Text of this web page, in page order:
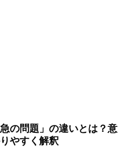
急の問題」の違いとは？意
やすく解釈